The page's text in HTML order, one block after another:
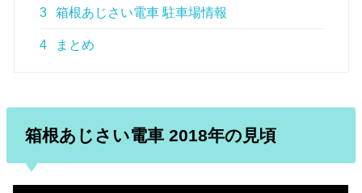
3 箱根あじさい電車 駐車場情報
4 まとめ
箱根あじさい電車 2018年の見頃